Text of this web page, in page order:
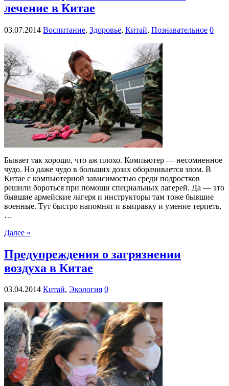
лечение в Китае
03.07.2014 Воспитание, Здоровье, Китай, Познавательное 0
Бывает так хорошо, что аж плохо. Компьютер — несомненное
чудо. Но даже чудо в больших дозах оборачивается злом. В
Китае с компьютерной зависимостью среди подростков
решили бороться при помощи специальных лагерей. Да — это
бывшие армейские лагеря и инструкторы там тоже бывшие
военные. Тут быстро напомнят и выправку и умение терпеть,
…
Далее »
Предупреждения о загрязнении
воздуха в Китае
03.04.2014 Китай, Экология 0